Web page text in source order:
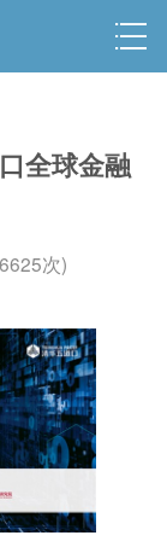
全球金融
6625次)